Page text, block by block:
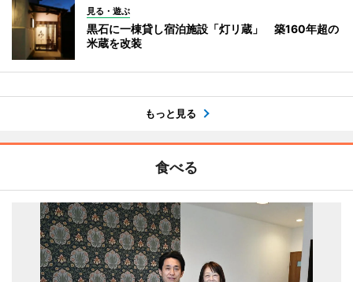
見る・遊ぶ
黒石に一棟貸し宿泊施設「灯リ蔵」 築160年超の
米蔵を改装
もっと見る
食べる